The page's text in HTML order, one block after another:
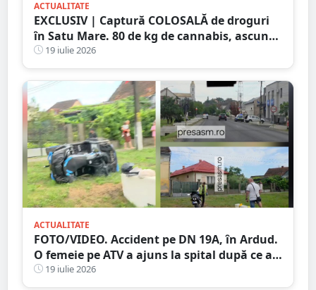
ACTUALITATE
EXCLUSIV | Captură COLOSALĂ de droguri
în Satu Mare. 80 de kg de cannabis, ascunse
într-un plafon modificat al unei
autoutilitare
19 iulie 2026
ACTUALITATE
FOTO/VIDEO. Accident pe DN 19A, în Ardud.
O femeie pe ATV a ajuns la spital după ce a
intrat în coliziune cu un motociclist
19 iulie 2026